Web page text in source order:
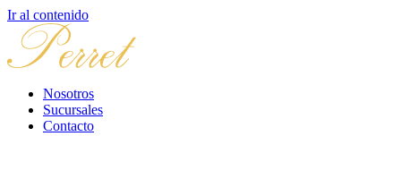
Ir al contenido
Nosotros
Sucursales
Contacto